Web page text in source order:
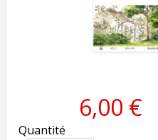
6,00 €
Quantité